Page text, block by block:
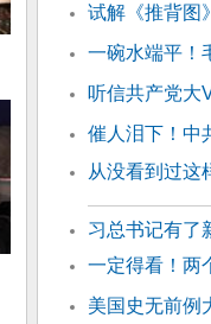
试解《推背图
一碗水端平！
听信共产党大
催人泪下！中
从没看到过这
习总书记有
一定得看！两
美国史无前例